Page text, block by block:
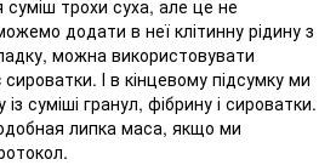
трохи суха, але це не
додати в неї клітинну рідину з
можна використовувати
І в кінцевому підсумку ми
суміші гранул, фібрину і сироватки.
липка маса, якщо ми